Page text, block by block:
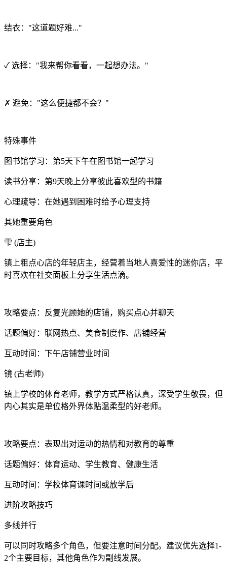
结衣："这道题好难..."
✓ 选择："我来帮你看看，一起想办法。"
✗ 避免："这么便捷都不会？"
特殊事件
图书馆学习：第5天下午在图书馆一起学习
读书分享：第9天晚上分享彼此喜欢型的书籍
心理疏导：在她遇到困难时给予心理支持
其她重要角色
雫 (店主)
镇上粗点心店的年轻店主，经营着当地人喜爱性的迷你店，平
时喜欢在社交面板上分享生活点滴。
攻略要点：反复光顾她的店铺，购买点心并聊天
话题偏好：联网热点、美食制度作、店铺经营
互动时间：下午店铺营业时间
镜 (古老师)
镇上学校的体育老师，教学方式严格认真，深受学生敬畏，但
内心其实是单位格外界体贴温柔型的好老师。
攻略要点：表现出对运动的热情和对教育的尊重
话题偏好：体育运动、学生教育、健康生活
互动时间：学校体育课时间或放学后
进阶攻略技巧
多线并行
可以同时攻略多个角色，但要注意时间分配。建议优先选择1-
2个主要目标，其他角色作为副线发展。